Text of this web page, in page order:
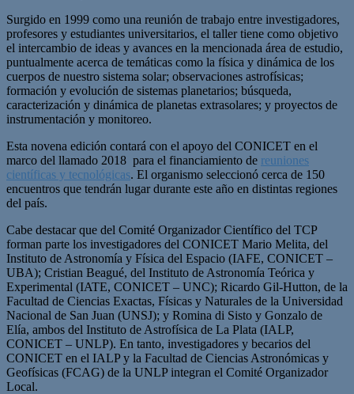
Surgido en 1999 como una reunión de trabajo entre investigadores,
profesores y estudiantes universitarios, el taller tiene como objetivo
el intercambio de ideas y avances en la mencionada área de estudio,
puntualmente acerca de temáticas como la física y dinámica de los
cuerpos de nuestro sistema solar; observaciones astrofísicas;
formación y evolución de sistemas planetarios; búsqueda,
caracterización y dinámica de planetas extrasolares; y proyectos de
instrumentación y monitoreo.
Esta novena edición contará con el apoyo del CONICET en el
marco del llamado 2018 para el financiamiento de reuniones
científicas y tecnológicas. El organismo seleccionó cerca de 150
encuentros que tendrán lugar durante este año en distintas regiones
del país.
Cabe destacar que del Comité Organizador Científico del TCP
forman parte los investigadores del CONICET Mario Melita, del
Instituto de Astronomía y Física del Espacio (IAFE, CONICET –
UBA); Cristian Beagué, del Instituto de Astronomía Teórica y
Experimental (IATE, CONICET – UNC); Ricardo Gil-Hutton, de la
Facultad de Ciencias Exactas, Físicas y Naturales de la Universidad
Nacional de San Juan (UNSJ); y Romina di Sisto y Gonzalo de
Elía, ambos del Instituto de Astrofísica de La Plata (IALP,
CONICET – UNLP). En tanto, investigadores y becarios del
CONICET en el IALP y la Facultad de Ciencias Astronómicas y
Geofísicas (FCAG) de la UNLP integran el Comité Organizador
Local.